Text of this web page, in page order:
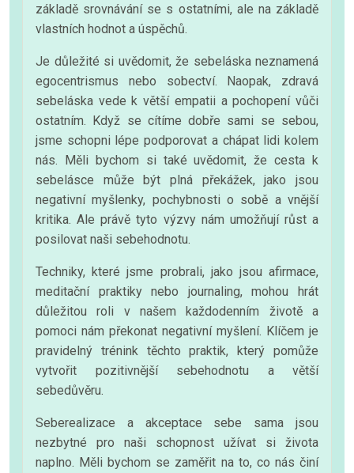
základě srovnávání se s ostatními, ale na základě
vlastních hodnot a úspěchů.
Je důležité si uvědomit, že sebeláska neznamená
egocentrismus nebo sobectví. Naopak, zdravá
sebeláska vede k větší empatii a pochopení vůči
ostatním. Když se cítíme dobře sami se sebou,
jsme schopni lépe podporovat a chápat lidi kolem
nás. Měli bychom si také uvědomit, že cesta k
sebelásce může být plná překážek, jako jsou
negativní myšlenky, pochybnosti o sobě a vnější
kritika. Ale právě tyto výzvy nám umožňují růst a
posilovat naši sebehodnotu.
Techniky, které jsme probrali, jako jsou afirmace,
meditační praktiky nebo journaling, mohou hrát
důležitou roli v našem každodenním životě a
pomoci nám překonat negativní myšlení. Klíčem je
pravidelný trénink těchto praktik, který pomůže
vytvořit pozitivnější sebehodnotu a větší
sebedůvěru.
Seberealizace a akceptace sebe sama jsou
nezbytné pro naši schopnost užívat si života
naplno. Měli bychom se zaměřit na to, co nás činí